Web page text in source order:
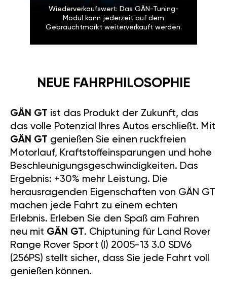
Wiederverkaufswert: Das GÄN-Tuning-
Modul kann jederzeit auf dem
Gebrauchtmarkt weiterverkauft werden.
NEUE FAHRPHILOSOPHIE
GÄN GT ist das Produkt der Zukunft, das
das volle Potenzial Ihres Autos erschließt. Mit
GÄN GT genießen Sie einen ruckfreien
Motorlauf, Kraftstoffeinsparungen und hohe
Beschleunigungsgeschwindigkeiten. Das
Ergebnis: +30% mehr Leistung. Die
herausragenden Eigenschaften von GÄN GT
machen jede Fahrt zu einem echten
Erlebnis. Erleben Sie den Spaß am Fahren
neu mit GÄN GT. Chiptuning für Land Rover
Range Rover Sport (I) 2005-13 3.0 SDV6
(256PS) stellt sicher, dass Sie jede Fahrt voll
genießen können.